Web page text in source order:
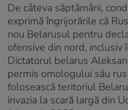
De câteva săptămâni,
exprimă îngrijorările că
nou Belarusul pentru
ofensive din nord, inclusiv
Dictatorul belarus
permis omologului său
folosească teritoriul
invazia la scară largă din